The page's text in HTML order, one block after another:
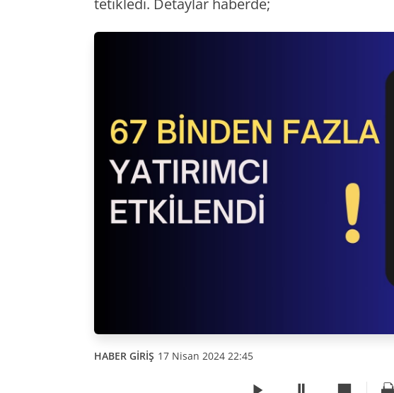
tetikledi. Detaylar haberde;
HABER GİRİŞ 17 Nisan 2024 22:45